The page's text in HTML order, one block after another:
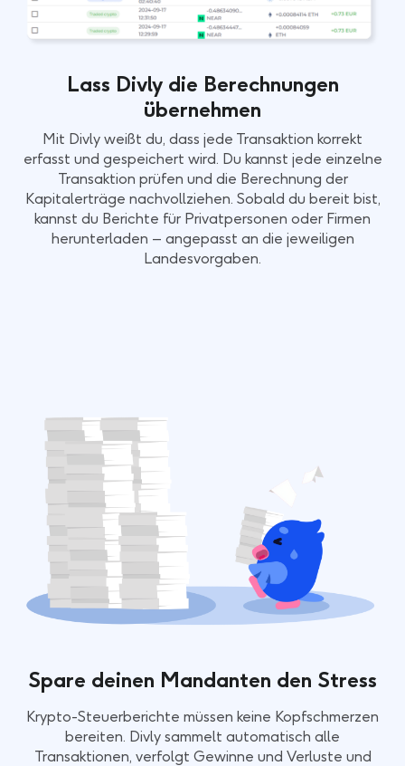
Lass Divly die Berechnungen
übernehmen
Mit Divly weißt du, dass jede Transaktion korrekt
erfasst und gespeichert wird. Du kannst jede einzelne
Transaktion prüfen und die Berechnung der
Kapitalerträge nachvollziehen. Sobald du bereit bist,
kannst du Berichte für Privatpersonen oder Firmen
herunterladen – angepasst an die jeweiligen
Landesvorgaben.
Spare deinen Mandanten den Stress
Krypto-Steuerberichte müssen keine Kopfschmerzen
bereiten. Divly sammelt automatisch alle
Transaktionen, verfolgt Gewinne und Verluste und